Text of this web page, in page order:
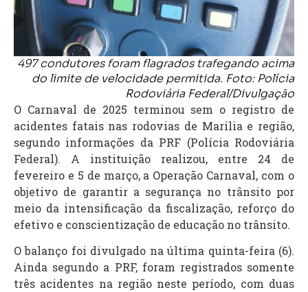
497 condutores foram flagrados trafegando acima
do limite de velocidade permitida. Foto: Polícia
Rodoviária Federal/Divulgação
O Carnaval de 2025 terminou sem o registro de
acidentes fatais nas rodovias de Marília e região,
segundo informações da PRF (Polícia Rodoviária
Federal). A instituição realizou, entre 24 de
fevereiro e 5 de março, a Operação Carnaval, com o
objetivo de garantir a segurança no trânsito por
meio da intensificação da fiscalização, reforço do
efetivo e conscientização de educação no trânsito.
O balanço foi divulgado na última quinta-feira (6).
Ainda segundo a PRF, foram registrados somente
três acidentes na região neste período, com duas